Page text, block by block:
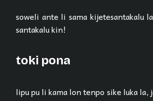
soweli ante li sama ki­je­te­san­ta­ka­lu
san­ta­ka­lu kin!
toki pona
lipu pu li kama lon tenpo sike luka la,